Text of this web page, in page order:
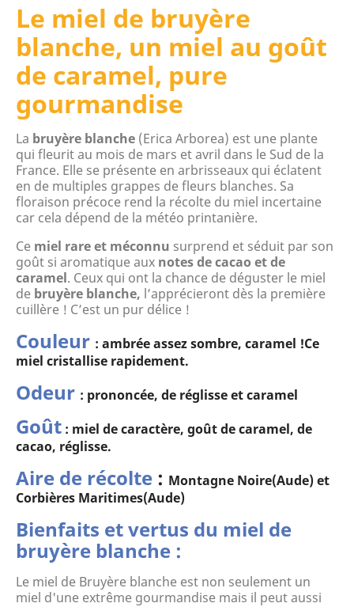
Le miel de bruyère
blanche, un miel au goût
de caramel, pure
gourmandise
La bruyère blanche (Erica Arborea) est une plante
qui fleurit au mois de mars et avril dans le Sud de la
France. Elle se présente en arbrisseaux qui éclatent
en de multiples grappes de fleurs blanches. Sa
floraison précoce rend la récolte du miel incertaine
car cela dépend de la météo printanière.
Ce miel rare et méconnu surprend et séduit par son
goût si aromatique aux notes de cacao et de
caramel. Ceux qui ont la chance de déguster le miel
de bruyère blanche, l’apprécieront dès la première
cuillère ! C’est un pur délice !
Couleur : ambrée assez sombre, caramel !Ce
miel cristallise rapidement.
Odeur : prononcée, de réglisse et caramel
Goût : miel de caractère, goût de caramel, de
cacao, réglisse.
Aire de récolte : Montagne Noire(Aude) et
Corbières Maritimes(Aude)
Bienfaits et vertus du miel de
bruyère blanche :
Le miel de Bruyère blanche est non seulement un
miel d'une extrême gourmandise mais il peut aussi